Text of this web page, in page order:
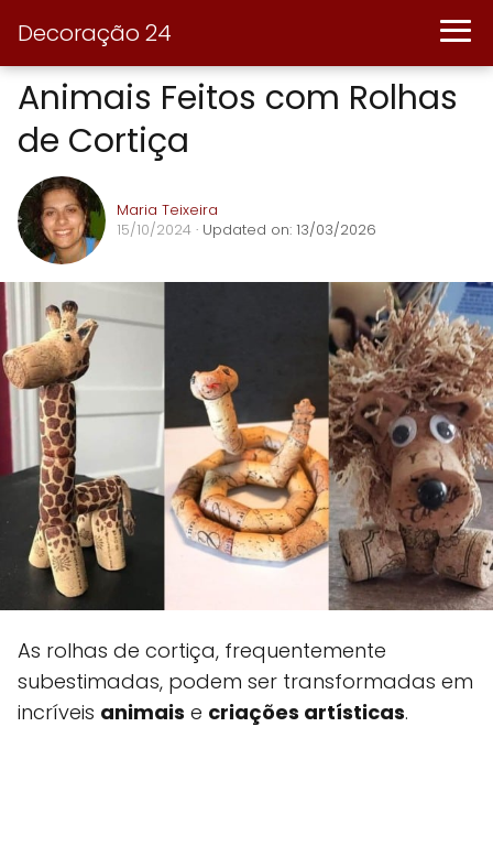
Decoração 24
Animais Feitos com Rolhas
de Cortiça
Maria Teixeira
15/10/2024 · Updated on: 13/03/2026
As rolhas de cortiça, frequentemente
subestimadas, podem ser transformadas em
incríveis animais e criações artísticas.